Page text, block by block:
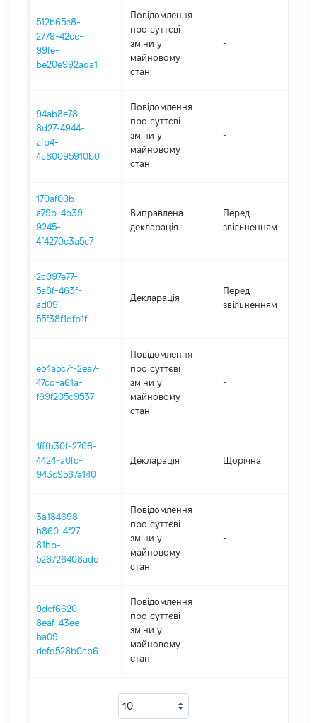
512b65e8-
2779-42ce-
99fe-
be20e992ada1
Повідомлення
про суттєві
зміни y
майновому
стані
-
94ab8e78-
8d27-4944-
afb4-
4c80095910b0
Повідомлення
про суттєві
зміни y
майновому
стані
-
170af00b-
a79b-4b39-
9245-
4f4270c3a5c7
Виправлена
декларація
Перед
звільненням
2c097e77-
5a8f-463f-
ad09-
55f38f1dfb1f
Декларація
Перед
звільненням
e54a5c7f-2ea7-
47cd-a61a-
f69f205c9537
Повідомлення
про суттєві
зміни y
майновому
стані
-
1fffb30f-2708-
4424-a0fc-
943c9587a140
Декларація Щорічна
3a184698-
b860-4f27-
81bb-
526726408add
Повідомлення
про суттєві
зміни y
майновому
стані
-
9dcf6620-
8eaf-43ee-
ba09-
defd528b0ab6
Повідомлення
про суттєві
зміни y
майновому
стані
-